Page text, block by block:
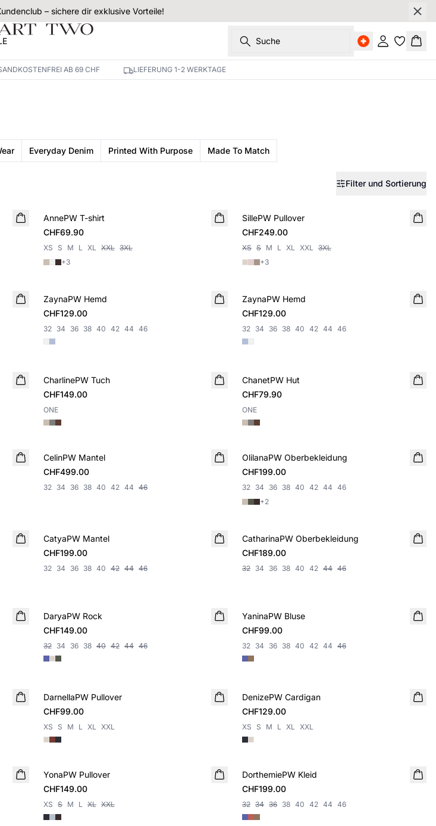
– sichere dir exklusive Vorteile!
Suche Einloggen
AB 69 CHF LIEFERUNG 1-2 WERKTAGE
Everyday Denim Printed With Purpose Made To Match
Filter und Sortierung
NEUHEIT
AnnePW T-shirt
CHF69.90
XS S M L XL XXL 3XL
+3
NEUHEIT
SillePW Pullover
CHF249.00
XS S M L XL XXL 3XL
+3
NEUHEIT
ZaynaPW Hemd
CHF129.00
32 34 36 38 40 42 44 46
NEUHEIT
ZaynaPW Hemd
CHF129.00
32 34 36 38 40 42 44 46
NEUHEIT
CharlinePW Tuch
CHF149.00
ONE
NEUHEIT
ChanetPW Hut
CHF79.90
ONE
NEUHEIT
CelinPW Mantel
CHF499.00
32 34 36 38 40 42 44 46
NEUHEIT
OlilanaPW Oberbekleidung
CHF199.00
32 34 36 38 40 42 44 46
+2
NEUHEIT
CatyaPW Mantel
CHF199.00
32 34 36 38 40 42 44 46
NEUHEIT
CatharinaPW Oberbekleidung
CHF189.00
32 34 36 38 40 42 44 46
NEUHEIT
DaryaPW Rock
CHF149.00
32 34 36 38 40 42 44 46
NEUHEIT
YaninaPW Bluse
CHF99.00
32 34 36 38 40 42 44 46
NEUHEIT
DarnellaPW Pullover
CHF99.00
XS S M L XL XXL
NEUHEIT
DenizePW Cardigan
CHF129.00
XS S M L XL XXL
NEUHEIT
YonaPW Pullover
CHF149.00
XS S M L XL XXL
NEUHEIT
DorthemiePW Kleid
CHF199.00
32 34 36 38 40 42 44 46